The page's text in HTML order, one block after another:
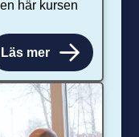
här kursen
Läs mer